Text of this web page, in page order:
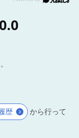
0.0
歴
から行って